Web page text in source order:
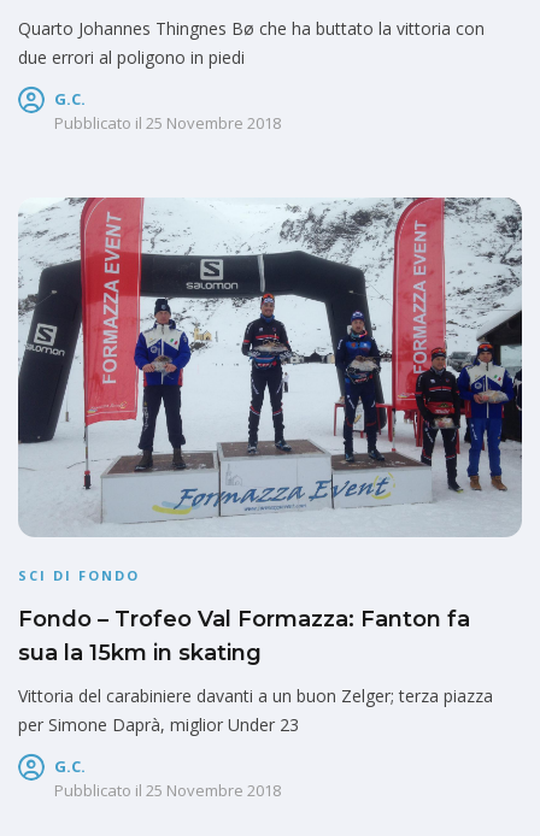
Quarto Johannes Thingnes Bø che ha buttato la vittoria con
due errori al poligono in piedi
G.C.
Pubblicato il 25 Novembre 2018
SCI DI FONDO
Fondo – Trofeo Val Formazza: Fanton fa
sua la 15km in skating
Vittoria del carabiniere davanti a un buon Zelger; terza piazza
per Simone Daprà, miglior Under 23
G.C.
Pubblicato il 25 Novembre 2018